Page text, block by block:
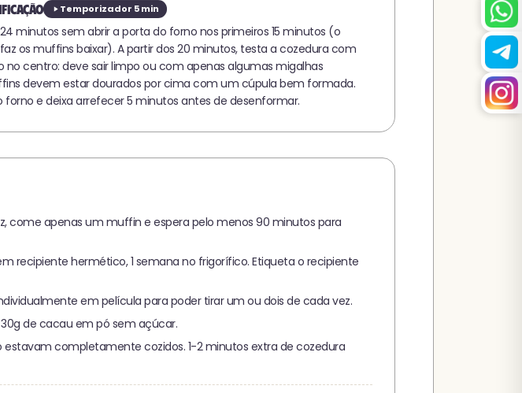
Temporizador 5 min
minutos sem abrir a porta do forno nos primeiros 15 minutos (o
os muffins baixar). A partir dos 20 minutos, testa a cozedura com
no centro: deve sair limpo ou com apenas algumas migalhas
devem estar dourados por cima com um cúpula bem formada.
forno e deixa arrefecer 5 minutos antes de desenformar.
come apenas um muffin e espera pelo menos 90 minutos para
hermético, 1 semana no frigorífico. Etiqueta o recipiente
em película para poder tirar um ou dois de cada vez.
de cacau em pó sem açúcar.
completamente cozidos. 1-2 minutos extra de cozedura